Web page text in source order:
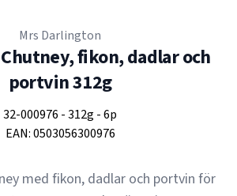
Mrs Darlington
fikon, dadlar och
portvin 312g
32-000976 -312g -6p
EAN:0503056300976
med fikon, dadlar och portvin för